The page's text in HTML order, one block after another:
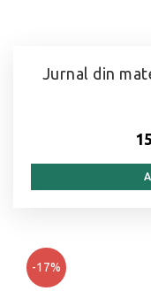
Jurnal din
-17%